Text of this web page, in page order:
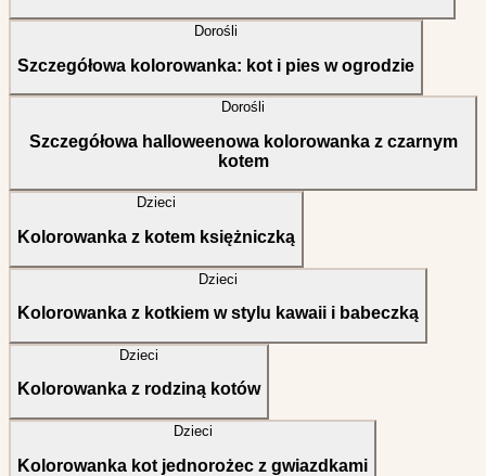
Dorośli
Szczegółowa kolorowanka: kot i pies w ogrodzie
Dorośli
Szczegółowa halloweenowa kolorowanka z czarnym
kotem
Dzieci
Kolorowanka z kotem księżniczką
Dzieci
Kolorowanka z kotkiem w stylu kawaii i babeczką
Dzieci
Kolorowanka z rodziną kotów
Dzieci
Kolorowanka kot jednorożec z gwiazdkami